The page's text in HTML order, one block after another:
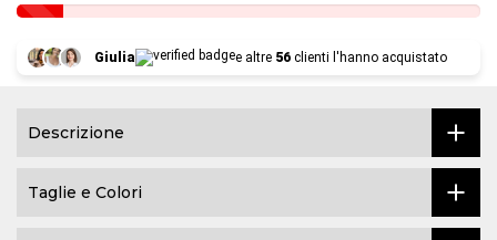
Giulia e altre 56 clienti l'hanno acquistato
Descrizione
Taglie e Colori